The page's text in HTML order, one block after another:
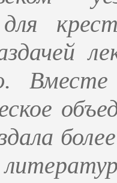
для